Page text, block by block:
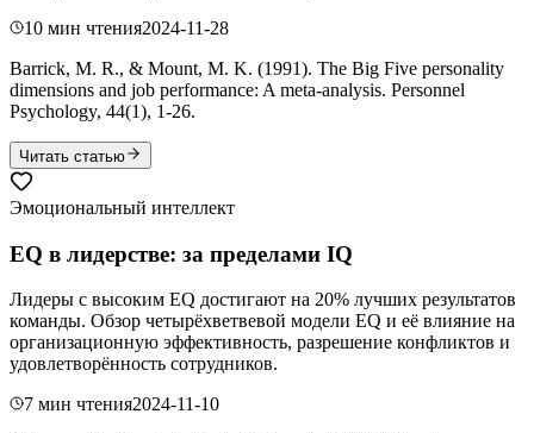
10 мин чтения2024-11-28
Barrick, M. R., & Mount, M. K. (1991). The Big Five personality
dimensions and job performance: A meta-analysis. Personnel
Psychology, 44(1), 1-26.
Читать статью
Эмоциональный интеллект
EQ в лидерстве: за пределами IQ
Лидеры с высоким EQ достигают на 20% лучших результатов
команды. Обзор четырёхветвевой модели EQ и её влияние на
организационную эффективность, разрешение конфликтов и
удовлетворённость сотрудников.
7 мин чтения2024-11-10